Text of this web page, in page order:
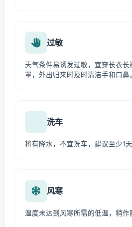
过敏
天气条件易诱发过敏，宜穿长衣长
罩，外出归来时及时清洁手和口鼻。
洗车
将有降水，不宜洗车，建议至少1天
风寒
温度未达到风寒所需的低温，稍作